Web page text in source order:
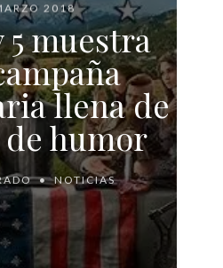
2018
muestra
llena de
humor
NOTICIAS